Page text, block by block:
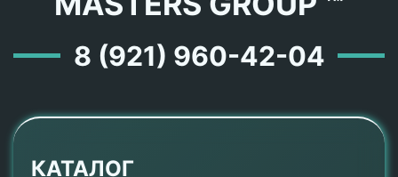
8 (921) 960-42-04
КАТАЛОГ